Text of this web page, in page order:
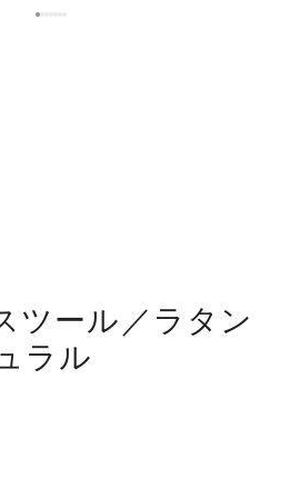
ツール／ラタン
ラル